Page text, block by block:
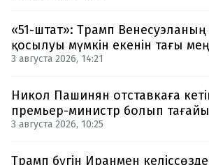
«51-штат»: Трамп
қосылуы мүмкін екенін тағы
3 августа 2026, 14:21
Никол Пашинян отставкаға
премьер-министр болып
3 августа 2026, 10:25
Трамп бүгін Иранмен